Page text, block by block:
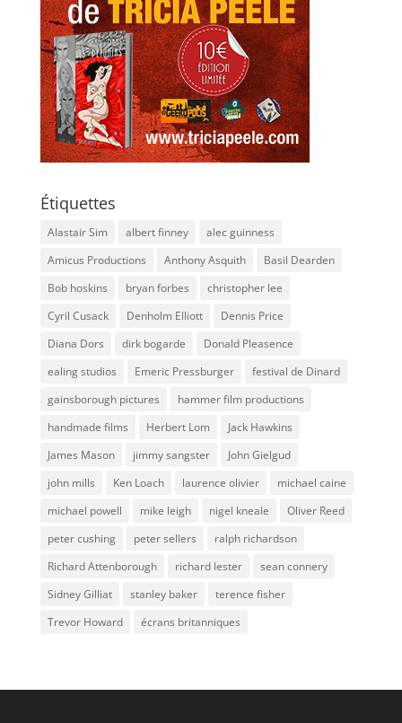
Étiquettes
Alastair Sim albert finney
alec guinness
Amicus Productions
Anthony Asquith
Basil Dearden
Bob hoskins
bryan forbes
christopher lee
Cyril Cusack
Denholm Elliott
Dennis Price
Diana Dors
dirk bogarde
Donald Pleasence
ealing studios
Emeric Pressburger
festival de Dinard
gainsborough pictures
hammer film productions
handmade films
Herbert Lom
Jack Hawkins
James Mason
jimmy sangster
John Gielgud
john mills
Ken Loach laurence olivier
michael caine
michael powell
mike leigh nigel kneale
Oliver Reed
peter cushing
peter sellers
ralph richardson
Richard Attenborough
richard lester
sean connery
Sidney Gilliat
stanley baker
terence fisher
Trevor Howard
écrans britanniques